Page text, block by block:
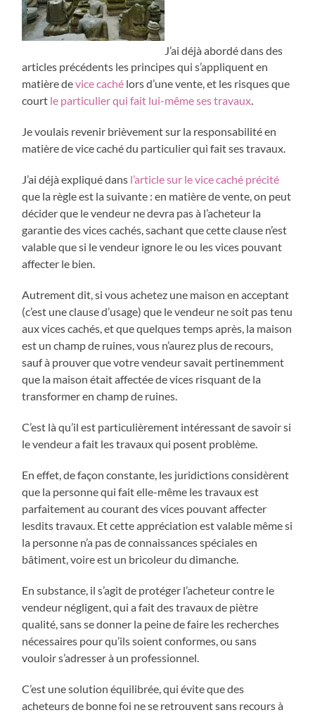
J’ai déjà abordé dans des
articles précédents les principes qui s’appliquent en
matière device caché lors d’une vente, et les risques que
court le particulier qui fait lui-même ses travaux.
Je voulais revenir brièvement sur la responsabilité en
matière de vice caché du particulier qui fait ses travaux.
J’ai déjà expliqué dans l’article sur le vice caché précité
que la règle est la suivante : en matière de vente, on peut
décider que le vendeur ne devra pas à l’acheteur la
garantie des vices cachés, sachant que cette clause n’est
valable que si le vendeur ignore le ou les vices pouvant
affecter le bien.
Autrement dit, si vous achetez une maison en acceptant
(c’est une clause d’usage) que le vendeur ne soit pas tenu
aux vices cachés, et que quelques temps après, la maison
est un champ de ruines, vous n’aurez plus de recours,
sauf à prouver que votre vendeur savait pertinemment
que la maison était affectée de vices risquant de la
transformer en champ de ruines.
C’est là qu’il est particulièrement intéressant de savoir si
le vendeur a fait les travaux qui posent problème.
En effet, de façon constante, les juridictions considèrent
que la personne qui fait elle-même les travaux est
parfaitement au courant des vices pouvant affecter
lesdits travaux. Et cette appréciation est valable même si
la personne n’a pas de connaissances spéciales en
bâtiment, voire est un bricoleur du dimanche.
En substance, il s’agit de protéger l’acheteur contre le
vendeur négligent, qui a fait des travaux de piètre
qualité, sans se donner la peine de faire les recherches
nécessaires pour qu’ils soient conformes, ou sans
vouloir s’adresser à un professionnel.
C’est une solution équilibrée, qui évite que des
acheteurs de bonne foi ne se retrouvent sans recours à